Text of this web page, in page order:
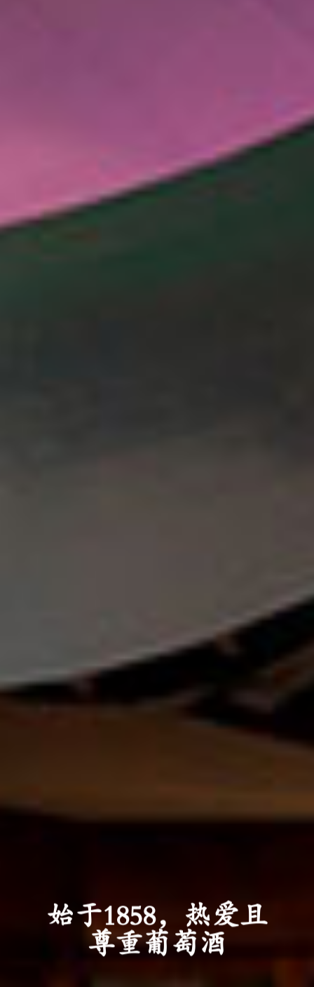
始于1858，热爱且
尊重葡萄酒